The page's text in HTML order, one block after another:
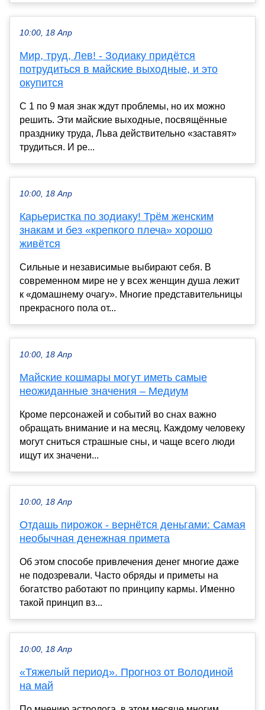
10:00, 18 Апр
Мир, труд, Лев! - Зодиаку придётся
потрудиться в майские выходные, и это
окупится
С 1 по 9 мая знак ждут проблемы, но их можно
решить. Эти майские выходные, посвящённые
празднику труда, Льва действительно «заставят»
трудиться. И ре...
10:00, 18 Апр
Карьеристка по зодиаку! Трём женским
знакам и без «крепкого плеча» хорошо
живётся
Сильные и независимые выбирают себя. В
современном мире не у всех женщин душа лежит
к «домашнему очагу». Многие представительницы
прекрасного пола от...
10:00, 18 Апр
Майские кошмары могут иметь самые
неожиданные значения – Медиум
Кроме персонажей и событий во снах важно
обращать внимание и на месяц. Каждому человеку
могут сниться страшные сны, и чаще всего люди
ищут их значени...
10:00, 18 Апр
Отдашь пирожок - вернётся деньгами: Самая
необычная денежная примета
Об этом способе привлечения денег многие даже
не подозревали. Часто обряды и приметы на
богатство работают по принципу кармы. Именно
такой принцип вз...
10:00, 18 Апр
«Тяжелый период». Прогноз от Володиной
на май